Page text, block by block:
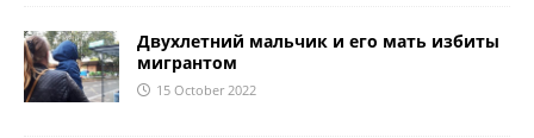
Двухлетний мальчик и его мать избиты
мигрантом
15 October 2022